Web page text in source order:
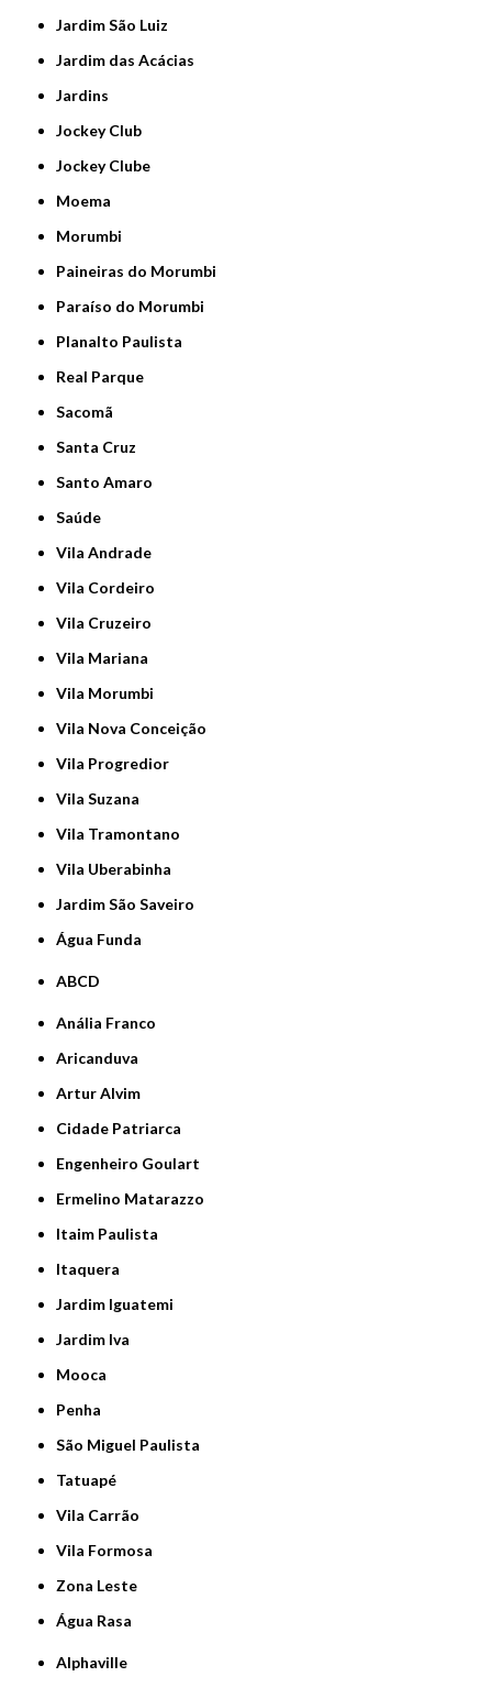
Jardim São Luiz
Jardim das Acácias
Jardins
Jockey Club
Jockey Clube
Moema
Morumbi
Paineiras do Morumbi
Paraíso do Morumbi
Planalto Paulista
Real Parque
Sacomã
Santa Cruz
Santo Amaro
Saúde
Vila Andrade
Vila Cordeiro
Vila Cruzeiro
Vila Mariana
Vila Morumbi
Vila Nova Conceição
Vila Progredior
Vila Suzana
Vila Tramontano
Vila Uberabinha
jardim São Saveiro
Água Funda
ABCD
Anália Franco
Aricanduva
Artur Alvim
Cidade Patriarca
Engenheiro Goulart
Ermelino Matarazzo
Itaim Paulista
Itaquera
Jardim Iguatemi
Jardim Iva
Mooca
Penha
São Miguel Paulista
Tatuapé
Vila Carrão
Vila Formosa
Zona Leste
Água Rasa
Alphaville